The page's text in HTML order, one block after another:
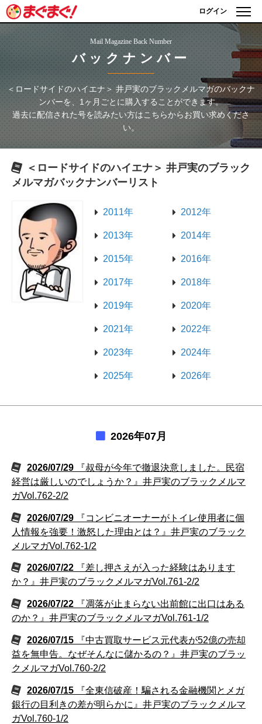
ログイン
Mail Magazine Back Number
バックナンバー
＜ロードサイドのハイエナ＞ 井戸実のブラックメルマガのバックナ
ンバーを、1ヶ月ごとに購入することができます。
過去に配信された号を読みたい方はこちらからお買い求めくださ
い。
＜ロードサイドのハイエナ＞ 井戸実のブラック
メルマガバックナンバーリスト
2011年 2012年
2013年 2014年
2015年 2016年
2017年 2018年
2019年 2020年
2021年 2022年
2023年 2024年
2025年 2026年
2026年07月
2026/07/29
『叔母が今年で撤退決意しました。民宿
経営は厳しいのでしょうか？』井戸実のブラックメルマ
ガVol.762-2/2
2026/07/29
『コンビニオーナーがトイレ使用者に個
人情報を強要！激怒した理由とは？』井戸実のブラック
メルマガVol.762-1/2
2026/07/22
『差し押さえが入った経験はあります
か？』井戸実のブラックメルマガVol.761-2/2
2026/07/22
『凋落が止まらない出前館に出口はある
のか？』井戸実のブラックメルマガVol.761-1/2
2026/07/15
『中古買取サービス元代表が52億の売却
益を無申告。なぜそんなに儲かるの？』井戸実のブラッ
クメルマガVol.760-2/2
2026/07/15
『全東信破産！騙される金融機関とメガ
銀行の目利きの差が明らかに』井戸実のブラックメルマ
ガVol.760-1/2